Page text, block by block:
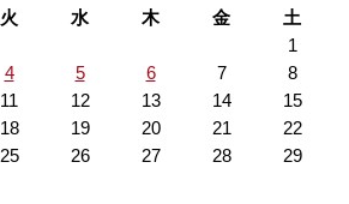
火 水 木 金
土
1
4 5 6 7
8
11 12 13 14
15
18 19 20 21
22
25 26 27 28
29